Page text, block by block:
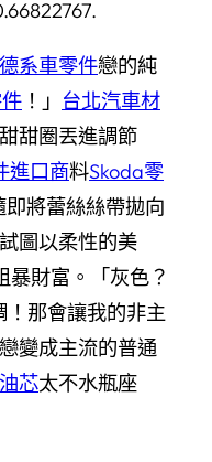
德系車零件戀的純
！」 台北汽車材
甜圈丟進調節
進口商料Skoda零
即將蕾絲絲帶拋向
試圖以柔性的美
暴財富。「灰色？
！那會讓我的非主
變成主流的普通
芯太不水瓶座